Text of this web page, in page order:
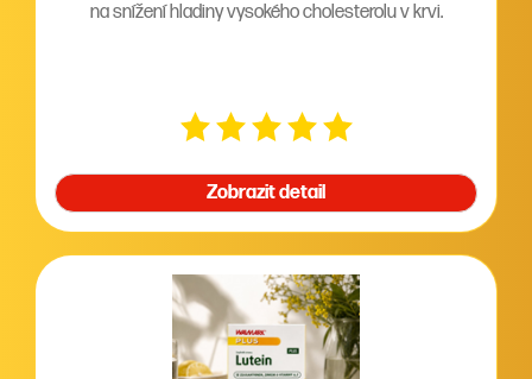
na snížení hladiny vysokého cholesterolu v krvi.
Zobrazit detail